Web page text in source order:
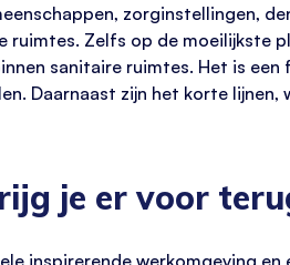
zorginstellingen,
ruimtes. Zelfs op de moeilijkste
sanitaire ruimtes. Het is
Daarnaast zijn het korte
je er voor